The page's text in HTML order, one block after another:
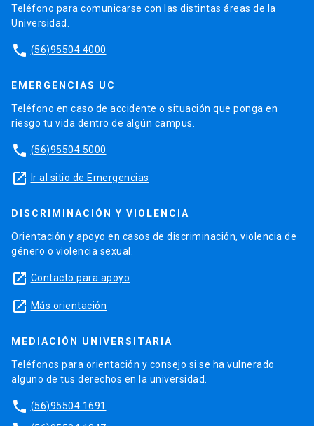
Teléfono para comunicarse con las distintas áreas de la
Universidad.
phone (56)95504 4000
EMERGENCIAS UC
Teléfono en caso de accidente o situación que ponga en
riesgo tu vida dentro de algún campus.
phone (56)95504 5000
launch Ir al sitio de Emergencias
DISCRIMINACIÓN Y VIOLENCIA
Orientación y apoyo en casos de discriminación, violencia de
género o violencia sexual.
launch Contacto para apoyo
launch Más orientación
MEDIACIÓN UNIVERSITARIA
Teléfonos para orientación y consejo si se ha vulnerado
alguno de tus derechos en la universidad.
phone (56)95504 1691